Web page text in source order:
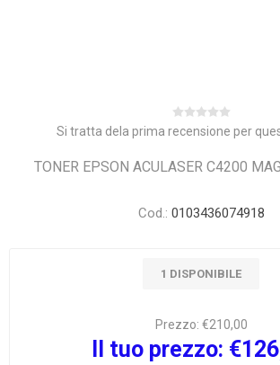
Si tratta dela prima recensione per
TONER EPSON ACULASER C4200
Cod.: 0103436074918
1 DISPONIBILE
Prezzo: €210,00
Il tuo prezzo: